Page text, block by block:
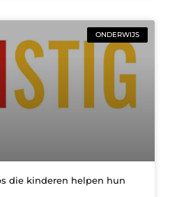
ONDERWIJS
die kinderen helpen hun